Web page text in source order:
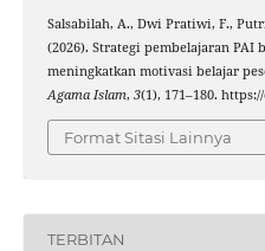
Salsabilah, A., Dwi Pratiwi, F.,
(2026). Strategi pembelajaran
meningkatkan motivasi belajar
Agama Islam, 3(1), 171–180.
Format Sitasi Lainnya
TERBITAN